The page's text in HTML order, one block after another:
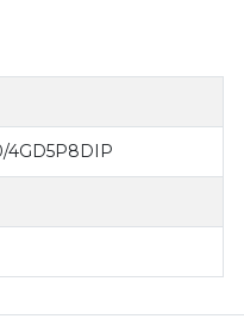
4GD5P8DIP